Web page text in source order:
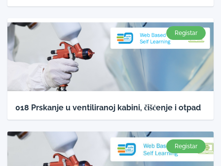
Registar
018 Prskanje u ventiliranoj kabini, čišćenje i otpad
Registar